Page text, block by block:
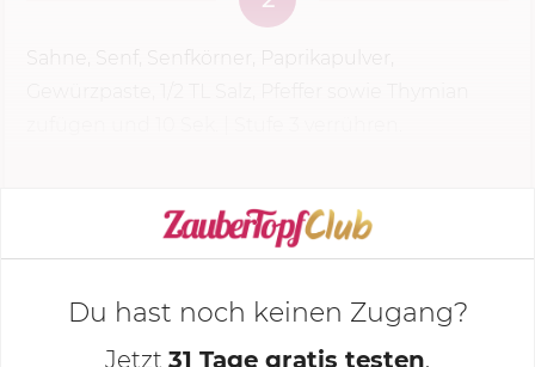
Sahne, Senf, Senfkörner, Paprikapulver,
KOCHMODUS STARTEN
Du hast noch keinen Zugang?
Jetzt 31 Tage gratis testen,